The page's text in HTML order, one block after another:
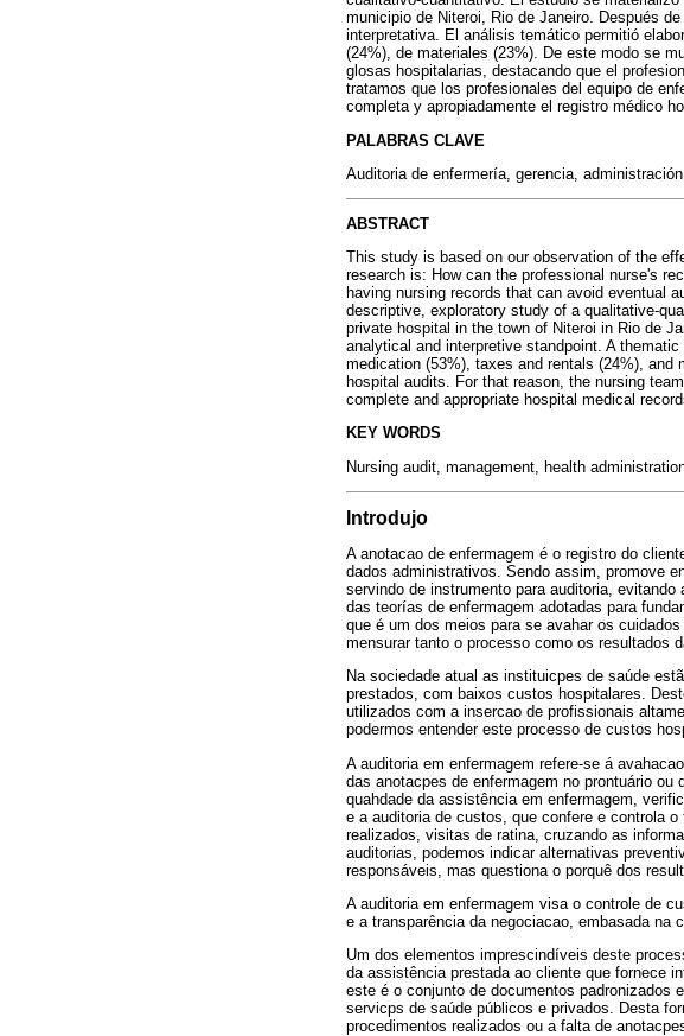
municipio de Niteroi, Rio de Janeiro. Después
interpretativa. El análisis temático permitió
(24%), de materiales (23%). De este modo se
glosas hospitalarias, destacando que el
tratamos que los profesionales del equipo de
completa y apropiadamente el registro médico
PALABRAS CLAVE
Auditoria de enfermería, gerencia,
ABSTRACT
This study is based on our observation of the
research is: How can the professional nurse's
having nursing records that can avoid eventual
descriptive, exploratory study of a qualitative-
private hospital in the town of Niteroi in Rio de
analytical and interpretive standpoint. A
medication (53%), taxes and rentals (24%),
hospital audits. For that reason, the nursing
complete and appropriate hospital medical
KEY WORDS
Nursing audit, management, health
Introdujo
A anotacao de enfermagem é o registro do
dados administrativos. Sendo assim, promove
servindo de instrumento para auditoria,
das teorías de enfermagem adotadas para
que é um dos meios para se avahar os
mensurar tanto o processo como os resultados
Na sociedade atual as instituicpes de saúde
prestados, com baixos custos hospitalares.
utilizados com a insercao de profissionais
podermos entender este processo de custos
A auditoria em enfermagem refere-se á
das anotacpes de enfermagem no prontuário
quahdade da assistência em enfermagem,
e a auditoria de custos, que confere e controla
realizados, visitas de ratina, cruzando as
auditorias, podemos indicar alternativas
responsáveis, mas questiona o porquê dos
A auditoria em enfermagem visa o controle de
e a transparência da negociacao, embasada na
Um dos elementos imprescindíveis deste
da assistência prestada ao cliente que fornece
este é o conjunto de documentos padronizados
servicps de saúde públicos e privados. Desta
procedimentos realizados ou a falta de